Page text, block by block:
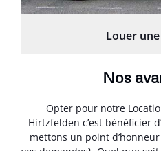
Louer
Nos
Opter pour notre
Hirtzfelden c’est bénéficier
mettons un point